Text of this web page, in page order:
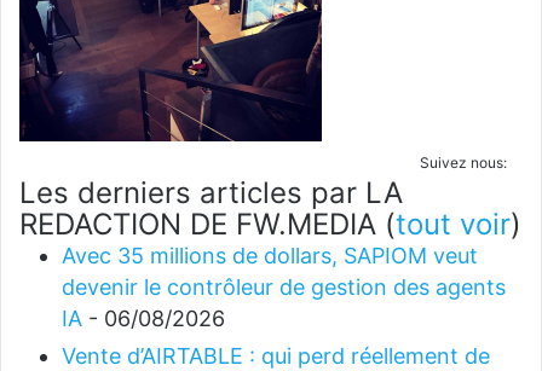
Suivez nous:
Les derniers articles par LA
REDACTION DE FW.MEDIA (tout voir)
Avec 35 millions de dollars, SAPIOM veut
devenir le contrôleur de gestion des agents
IA - 06/08/2026
Vente d’AIRTABLE : qui perd réellement de